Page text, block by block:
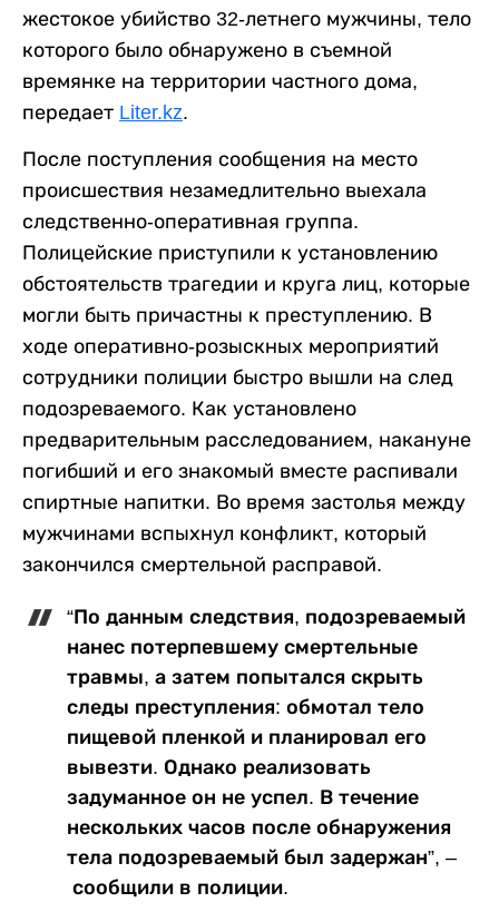
жестокое убийство 32-летнего мужчины, тело
которого было обнаружено в съемной
времянке на территории частного дома,
передает Liter.kz.
После поступления сообщения на место
происшествия незамедлительно выехала
следственно-оперативная группа.
Полицейские приступили к установлению
обстоятельств трагедии и круга лиц, которые
могли быть причастны к преступлению. В
ходе оперативно-розыскных мероприятий
сотрудники полиции быстро вышли на след
подозреваемого. Как установлено
предварительным расследованием, накануне
погибший и его знакомый вместе распивали
спиртные напитки. Во время застолья между
мужчинами вспыхнул конфликт, который
закончился смертельной расправой.
“По данным следствия, подозреваемый
нанес потерпевшему смертельные
травмы, а затем попытался скрыть
следы преступления: обмотал тело
пищевой пленкой и планировал его
вывезти. Однако реализовать
задуманное он не успел. В течение
нескольких часов после обнаружения
тела подозреваемый был задержан”, –
сообщили в полиции.